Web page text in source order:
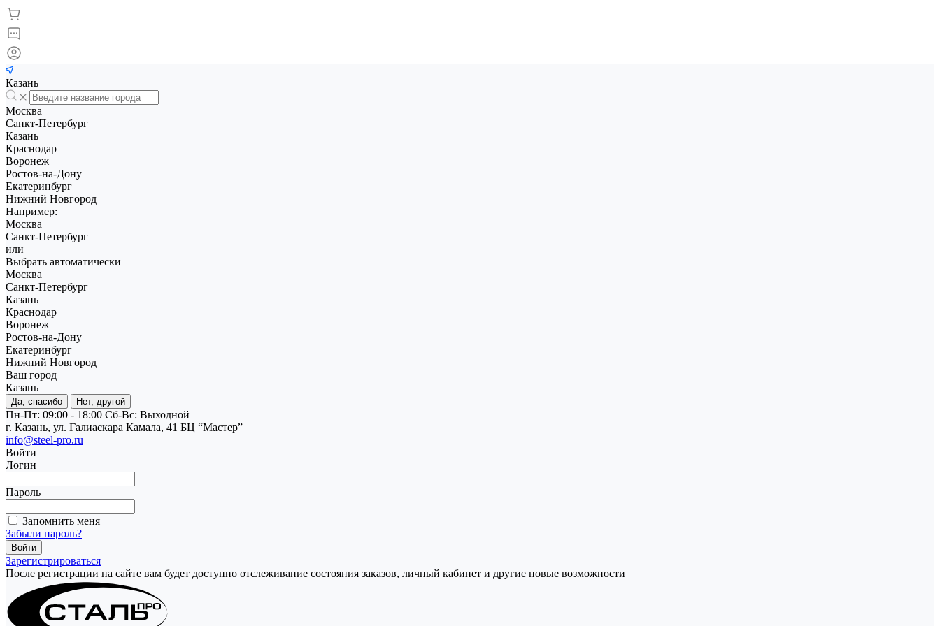
Казань
Москва
Санкт-Петербург
Казань
Краснодар
Воронеж
Ростов-на-Дону
Екатеринбург
Нижний Новгород
Например:
Москва
Санкт-Петербург
или
Выбрать автоматически
Москва
Санкт-Петербург
Казань
Краснодар
Воронеж
Ростов-на-Дону
Екатеринбург
Нижний Новгород
Ваш город
Казань
Да, спасибо Нет, другой
Пн-Пт: 09:00 - 18:00 Cб-Вс: Выходной
г. Казань, ул. Галиаскара Камала, 41 БЦ “Мастер”
info@steel-pro.ru
Войти
Логин
Пароль
Запомнить меня
Забыли пароль?
Зарегистрироваться
После регистрации на сайте вам будет доступно отслеживание состояния заказов, личный кабинет и другие новые возможности